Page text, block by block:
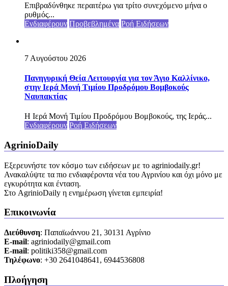
Επιβραδύνθηκε περαιτέρω για τρίτο συνεχόμενο μήνα ο
ρυθμός...
Ενδιαφέρουν Προβεβλημένα Ροή Ειδήσεων
7 Αυγούστου 2026
Πανηγυρική Θεία Λειτουργία για τον Άγιο Καλλίνικο,
στην Ιερά Μονή Τιμίου Προδρόμου Βομβοκούς
Ναυπακτίας
Η Ιερά Μονή Τιμίου Προδρόμου Βομβοκούς, της Ιεράς...
Ενδιαφέρουν Ροή Ειδήσεων
AgrinioDaily
Εξερευνήστε τον κόσμο των ειδήσεων με το agriniodaily.gr!
Ανακαλύψτε τα πιο ενδιαφέροντα νέα του Αγρινίου και όχι μόνο με
εγκυρότητα και ένταση.
Στο AgrinioDaily η ενημέρωση γίνεται εμπειρία!
Επικοινωνία
Διεύθυνση: Παπαϊωάννου 21, 30131 Αγρίνιο
Ε-mail: agriniodaily@gmail.com
Ε-mail: politiki358@gmail.com
Τηλέφωνο: +30 2641048641, 6944536808
Πλοήγηση